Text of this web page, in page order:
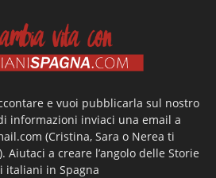
e vuoi pubblicarla sul nostro
informazioni inviaci una email a
(Cristina, Sara o Nerea ti
Aiutaci a creare l’angolo delle Storie
italiani in Spagna